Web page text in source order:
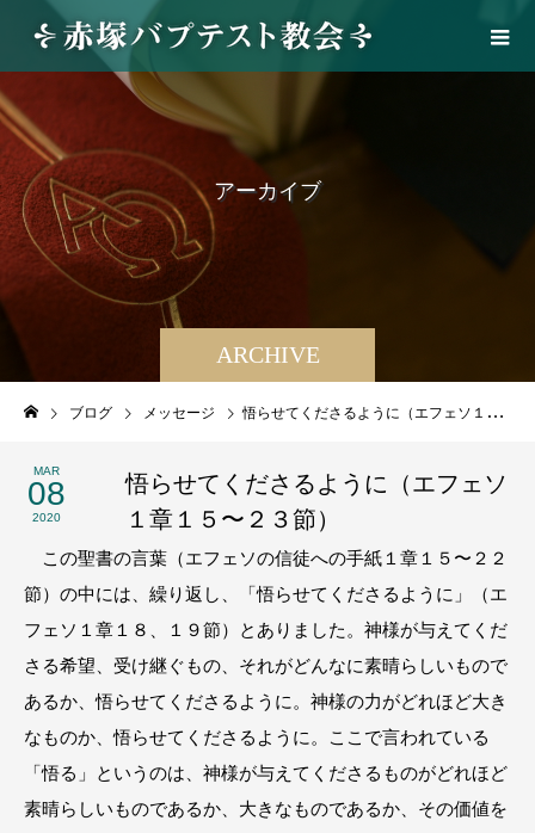
ARCHIVE
アーカイブ
ブログ メッセージ 悟らせてくださるように（エフェソ１章１５〜２３節）
MAR
08
2020
悟らせてくださるように（エフェソ
１章１５〜２３節）
この聖書の言葉（エフェソの信徒への手紙１章１５〜２２
節）の中には、繰り返し、「悟らせてくださるように」（エ
フェソ１章１８、１９節）とありました。神様が与えてくだ
さる希望、受け継ぐもの、それがどんなに素晴らしいもので
あるか、悟らせてくださるように。神様の力がどれほど大き
なものか、悟らせてくださるように。ここで言われている
「悟る」というのは、神様が与えてくださるものがどれほど
素晴らしいものであるか、大きなものであるか、その価値を